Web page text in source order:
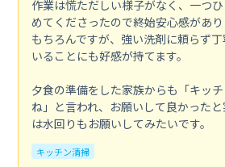
作業は慌ただしい様子がなく、一つ
めてくださったので終始安心感があ
もちろんですが、強い洗剤に頼らず
いることにも好感が持てます。
夕食の準備をした家族からも「キッ
ね」と言われ、お願いして良かった
は水回りもお願いしてみたいです。
キッチン清掃